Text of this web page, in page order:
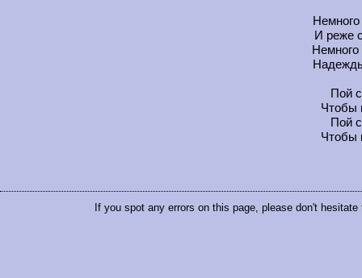
И реже
Пой
Чтобы
Пой
Чтобы
If you spot any errors on this page, please don't